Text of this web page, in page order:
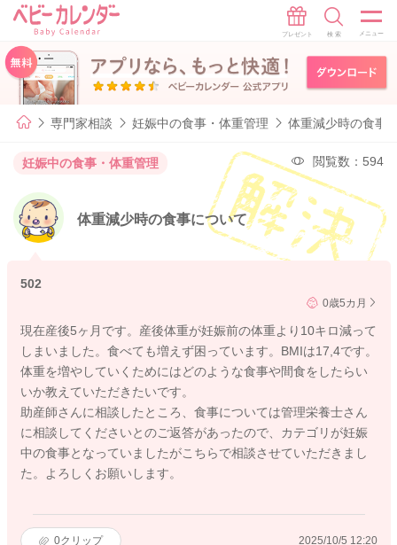
専門家相談 妊娠中の食事・体重管理 体重減少時の食事
妊娠中の食事・体重管理 閲覧数：594
体重減少時の食事について
502
0歳5カ月
現在産後5ヶ月です。産後体重が妊娠前の体重より10キロ減って
しまいました。食べても増えず困っています。BMIは17,4です。
体重を増やしていくためにはどのような食事や間食をしたらい
いか教えていただきたいです。
助産師さんに相談したところ、食事については管理栄養士さん
に相談してくださいとのご返答があったので、カテゴリが妊娠
中の食事となっていましたがこちらで相談させていただきまし
た。よろしくお願いします。
0クリップ 2025/10/5 12:20